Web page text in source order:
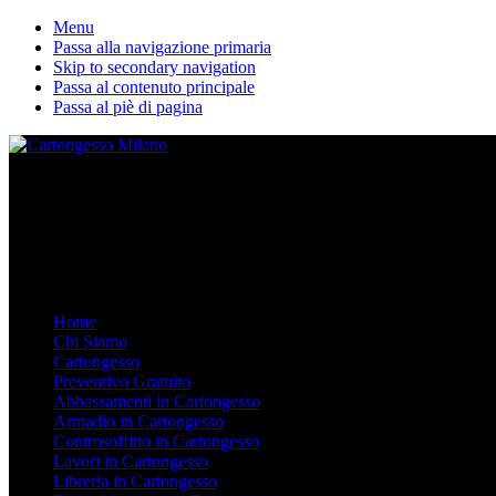
Menu
Passa alla navigazione primaria
Skip to secondary navigation
Passa al contenuto principale
Passa al piè di pagina
Home
Chi Siamo
Cartongesso
Preventivo Gratuito
Abbassamenti in Cartongesso
Armadio in Cartongesso
Controsoffitto in Cartongesso
Lavori in Cartongesso
Libreria in Cartongesso